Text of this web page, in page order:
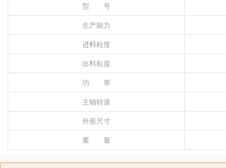
型 号
生产能力
进料粒度
出料粒度
功 率
主轴转速
外形尺寸
重 量